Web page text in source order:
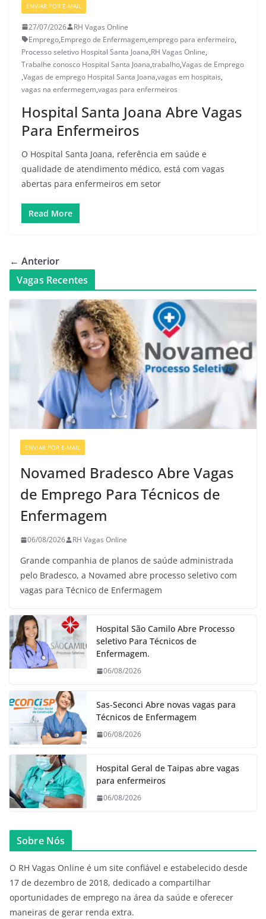
ENVIAR POR E-MAIL
27/07/2026
RH Vagas Online
Emprego,Emprego de Enfermagem,emprego para enfermeiro,
Processo seletivo Hospital Santa Joana,RH Vagas Online,
Trabalhe conosco Hospital Santa Joana,trabalho,Vagas de Emprego
,Vagas de emprego Hospital Santa Joana,vagas em hospitais,
vagas na enfermegem,vagas para enfermeiros
Hospital Santa Joana Abre Vagas
Para Enfermeiros
O Hospital Santa Joana, referência em saúde e
qualidade de atendimento médico, está com vagas
abertas para enfermeiros em setor
Read More
← Anterior
Vagas Recentes
ENVIAR POR E-MAIL
Novamed Bradesco Abre Vagas
de Emprego Para Técnicos de
Enfermagem
06/08/2026 RH Vagas Online
Grande companhia de planos de saúde administrada
pelo Bradesco, a Novamed abre processo seletivo com
vagas para Técnico de Enfermagem
Hospital São Camilo Abre Processo
seletivo Para Técnicos de
Enfermagem.
06/08/2026
Sas-Seconci Abre novas vagas para
Técnicos de Enfermagem
06/08/2026
Hospital Geral de Taipas abre vagas
para enfermeiros
06/08/2026
Sobre Nós
O RH Vagas Online é um site confiável e estabelecido desde
17 de dezembro de 2018, dedicado a compartilhar
oportunidades de emprego na área da saúde e oferecer
maneiras de gerar renda extra.